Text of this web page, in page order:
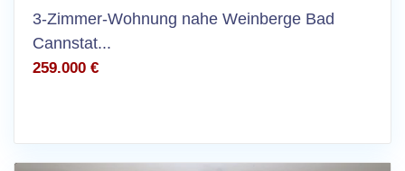
3-Zimmer-Wohnung nahe Weinberge Bad
Cannstat...
259.000 €